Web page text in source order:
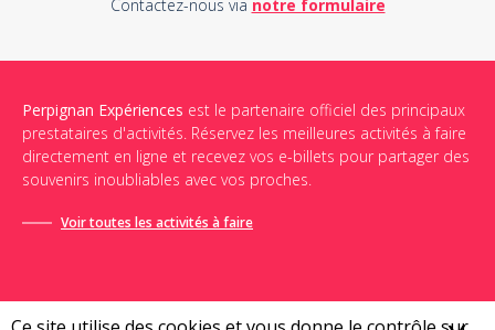
Contactez-nous via notre formulaire
Perpignan Expériences est le partenaire officiel des principaux
prestataires d'activités. Réservez les meilleures activités à faire
directement en ligne et recevez vos e-billets pour partager des
souvenirs inoubliables avec vos proches.
Voir toutes les activités à faire